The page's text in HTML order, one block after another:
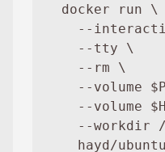
  docker run \
--
    --tty \
    --rm \
--volume
--volume
--workdir
hayd/